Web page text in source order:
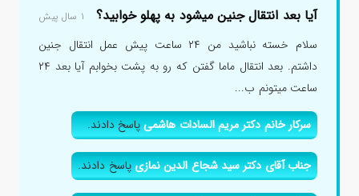
آیا بعد انتقال جنین میشود به پهلو خوابید؟ ۱ سال پیش
سلام خسته نباشید من ۲۴ ساعت پیش عمل انتقال جنین
داشتم. بعد انتقال ماما گفتن که رو به پشت بخوابم آیا بعد ۲۴
ساعت میتونم ب...
سرکار خانم دکتر مریم السادات هاشمیپاسخ دادند.
جناب آقای دکتر سید شجاع الدین نمازیپاسخ دادند.